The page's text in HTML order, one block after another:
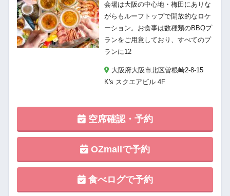
会場は大阪の中心地・梅田にありな
がらもルーフトップで開放的なロケ
ーション。お食事は数種類のBBQプ
ランをご用意しており、すべてのプ
ランに12
大阪府大阪市北区曽根崎2-8-15
K's スクエアビル 4F
空席確認・予約
OZmallで予約
食べログで予約